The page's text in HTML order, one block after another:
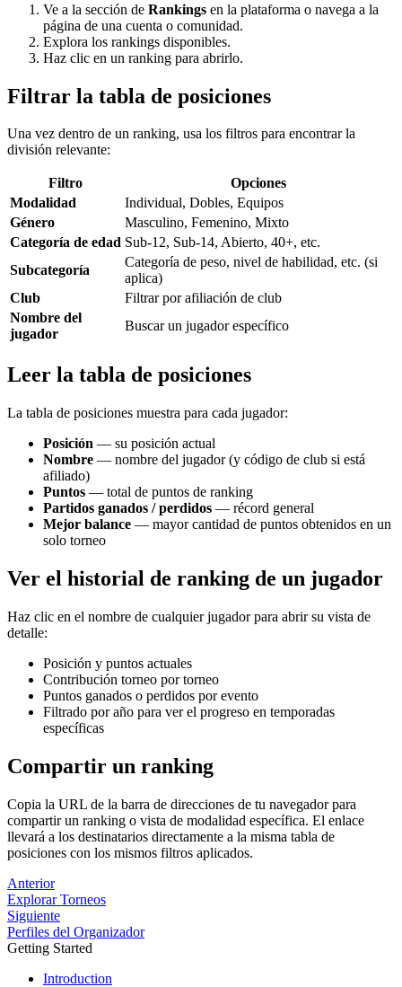
Ve a la sección de Rankings en la plataforma o navega a la
página de una cuenta o comunidad.
Explora los rankings disponibles.
Haz clic en un ranking para abrirlo.
Filtrar la tabla de posiciones
Una vez dentro de un ranking, usa los filtros para encontrar la
división relevante:
Filtro
Opciones
Modalidad
Individual, Dobles, Equipos
Género
Masculino, Femenino, Mixto
Categoría de edad Sub-12, Sub-14, Abierto, 40+, etc.
Subcategoría
Categoría de peso, nivel de habilidad, etc. (si
aplica)
Club
Filtrar por afiliación de club
Nombre del
jugador
Buscar un jugador específico
Leer la tabla de posiciones
La tabla de posiciones muestra para cada jugador:
Posición — su posición actual
Nombre — nombre del jugador (y código de club si está
afiliado)
Puntos — total de puntos de ranking
Partidos ganados / perdidos — récord general
Mejor balance — mayor cantidad de puntos obtenidos en un
solo torneo
Ver el historial de ranking de un jugador
Haz clic en el nombre de cualquier jugador para abrir su vista de
detalle:
Posición y puntos actuales
Contribución torneo por torneo
Puntos ganados o perdidos por evento
Filtrado por año para ver el progreso en temporadas
específicas
Compartir un ranking
Copia la URL de la barra de direcciones de tu navegador para
compartir un ranking o vista de modalidad específica. El enlace
llevará a los destinatarios directamente a la misma tabla de
posiciones con los mismos filtros aplicados.
Anterior
Explorar Torneos
Siguiente
Perfiles del Organizador
Getting Started
Introduction